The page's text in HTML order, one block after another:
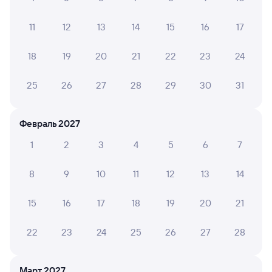
Удомля
Санкт-Петербург-Главн.
Дни следования ближайшие: 6, 7, 8 августа Маршрут
Купе
Даже если сейчас нет мест
Искать билеты
Путешественникам нравятся эти варианты
11 12 13 14 15 16 17
18 19 20 21 22 23 24
25 26 27 28 29 30 31
Февраль 2027
1
2 3 4 5 6 7
8 9 10 11 12 13 14
15 16 17 18 19 20 21
22 23 24 25 26 27 28